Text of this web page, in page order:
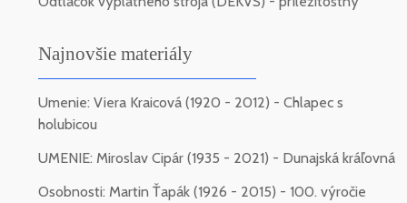
Najnovšie materiály
Umenie: Viera Kraicová (1920 - 2012) - Chlapec s
holubicou
UMENIE: Miroslav Cipár (1935 - 2021) - Dunajská kráľovná
Osobnosti: Martin Ťapák (1926 - 2015) - 100. výročie